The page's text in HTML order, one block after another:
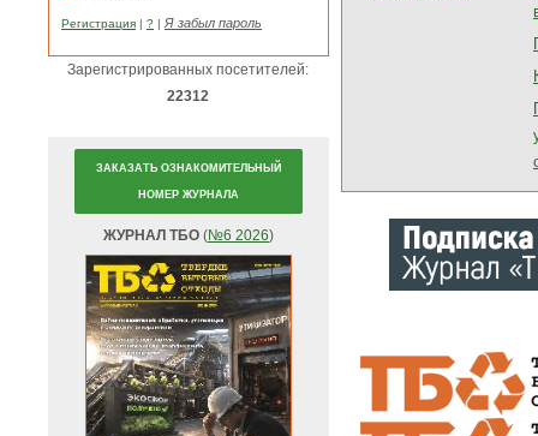
Регистрация | ? | Я забыл пароль
Зарегистрированных посетителей:
22312
ЗАКАЗАТЬ ОЗНАКОМИТЕЛЬНЫЙ
НОМЕР ЖУРНАЛА
ЖУРНАЛ ТБО (№6 2026)